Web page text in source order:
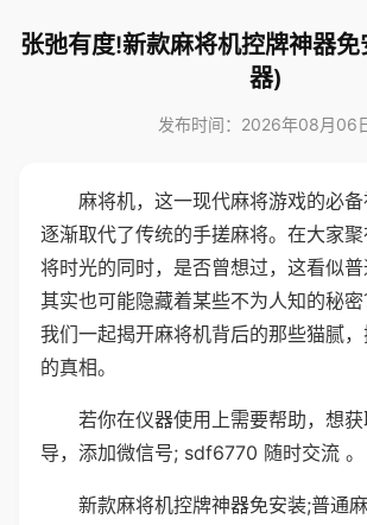
张弛有度!新款麻将机控牌神器
器)
发布时间：2026年08月06
麻将机，这一现代麻将游戏的必
逐渐取代了传统的手搓麻将。在大家
将时光的同时，是否曾想过，这看似普
其实也可能隐藏着某些不为人知的秘
我们一起揭开麻将机背后的那些猫腻
的真相。
若你在仪器使用上需要帮助，想
导，添加微信号; sdf6770 随时交流 。
新款麻将机控牌神器免安装;普通